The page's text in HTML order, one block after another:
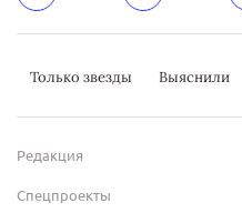
Только звезды Выяснили
Редакция
Спецпроекты